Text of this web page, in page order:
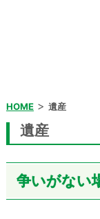
HOME> 遺産
遺産
争いがない